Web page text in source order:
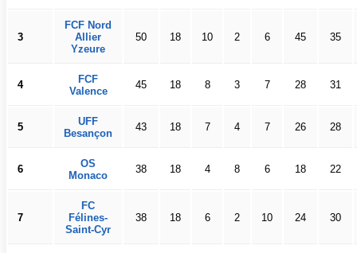
3
FCF Nord
Allier
Yzeure
50 18 10 2 6 45 35
4
FCF
Valence
45 18 8 3 7 28 31
5
UFF
Besançon
43 18 7 4 7 26 28
6
OS
Monaco
38 18 4 8 6 18 22
7
FC
Félines-
Saint-Cyr
38 18 6 2 10 24 30